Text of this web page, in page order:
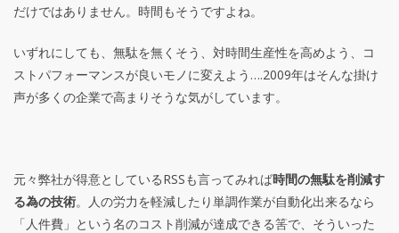
だけではありません。時間もそうですよね。
いずれにしても、無駄を無くそう、対時間生産性を高めよう、コ
ストパフォーマンスが良いモノに変えよう….2009年はそんな掛け
声が多くの企業で高まりそうな気がしています。
元々弊社が得意としているRSSも言ってみれば時間の無駄を削減す
る為の技術。人の労力を軽減したり単調作業が自動化出来るなら
「人件費」という名のコスト削減が達成できる筈で、そういった